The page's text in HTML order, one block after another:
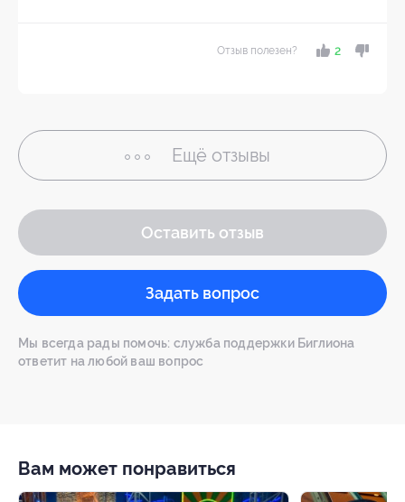
Отзыв полезен? 2
Ещё отзывы
Оставить отзыв
Задать вопрос
Мы всегда рады помочь: служба поддержки Биглиона
ответит на любой ваш вопрос
Вам может понравиться